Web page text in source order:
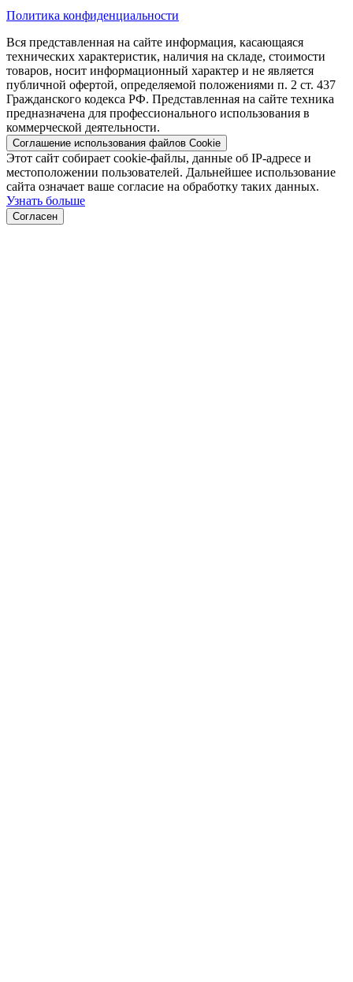
Политика конфиденциальности
Вся представленная на сайте информация, касающаяся
технических характеристик, наличия на складе, стоимости
товаров, носит информационный характер и не является
публичной офертой, определяемой положениями п. 2 ст. 437
Гражданского кодекса РФ. Представленная на сайте техника
предназначена для профессионального использования в
коммерческой деятельности.
Соглашение использования файлов Cookie
Этот сайт собирает cookie-файлы, данные об IP-адресе и
местоположении пользователей. Дальнейшее использование
сайта означает ваше согласие на обработку таких данных.
Узнать больше
Согласен